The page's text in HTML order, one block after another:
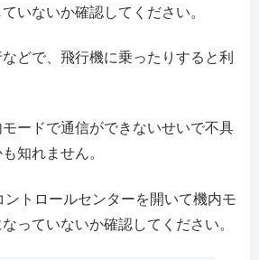
いないか確認してください。
どで、飛行機に乗ったりすると利
ードで通信ができないせいで不具
知れません。
トロールセンターを開いて機内モ
っていないか確認してください。